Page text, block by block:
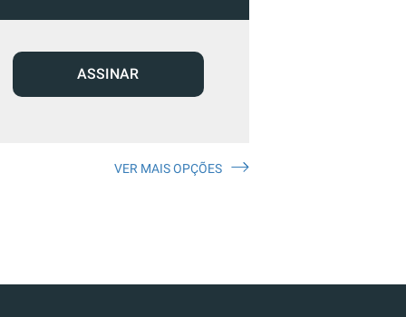
ASSINAR
VER MAIS OPÇÕES